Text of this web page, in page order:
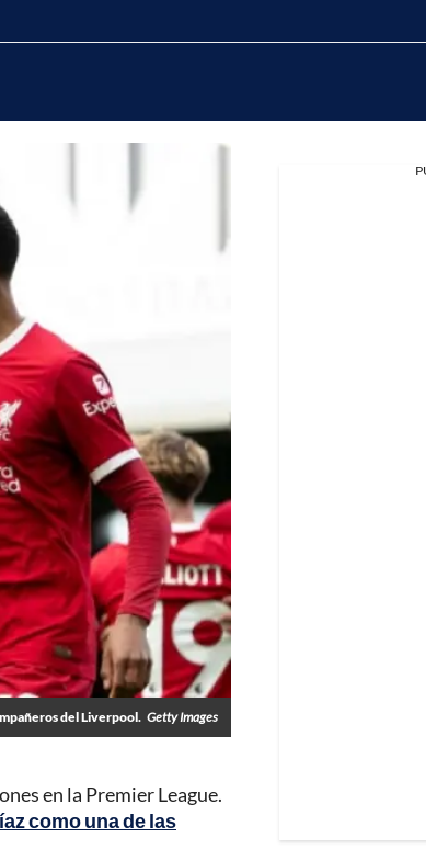
del Liverpool. Getty Images
en la Premier League.
como una de las